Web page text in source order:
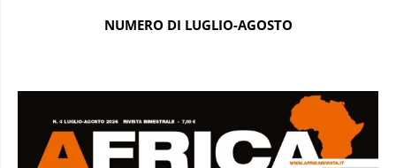
NUMERO DI LUGLIO-AGOSTO